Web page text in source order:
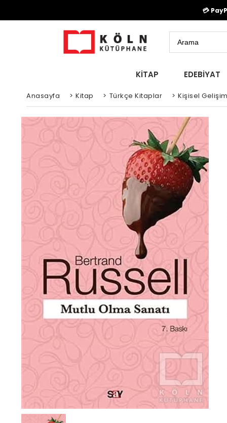
💳
KİTAP EDEBİYAT
Anasayfa > Kitap > Türkçe Kitaplar > Kişisel